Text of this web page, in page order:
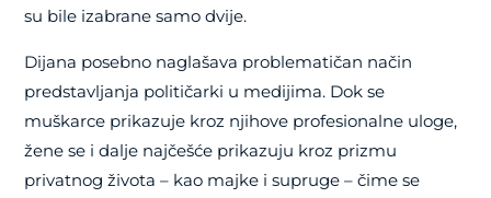
su bile izabrane samo dvije.
Dijana posebno naglašava problematičan način
predstavljanja političarki u medijima. Dok se
muškarce prikazuje kroz njihove profesionalne uloge,
žene se i dalje najčešće prikazuju kroz prizmu
privatnog života – kao majke i supruge – čime se